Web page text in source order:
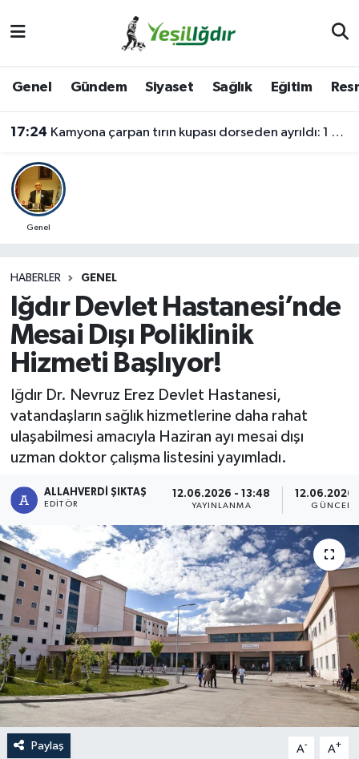
Genel Gündem Siyaset Sağlık Eğitim
17:24 Kamyona çarpan tırın kupası dorseden ayrıldı: 1 ağır yaralı
Genel
HABERLER GENEL
Iğdır Devlet Hastanesi’nde
Mesai Dışı Poliklinik
Hizmeti Başlıyor!
Iğdır Dr. Nevruz Erez Devlet Hastanesi,
vatandaşların sağlık hizmetlerine daha rahat
ulaşabilmesi amacıyla Haziran ayı mesai dışı
uzman doktor çalışma listesini yayımladı.
ALLAHVERDI ŞIKTAŞ
EDITÖR
12.06.2026 - 13:48
YAYINLANMA
12.06.2026
Paylaş A- A+
İğdir Namaz Vakitleri
Iğdır Trafik Yoğunluk Haritası
Süper Lig Puan Durumu ve Fikstür
Son Dakika Haberleri
Haber Arşivi